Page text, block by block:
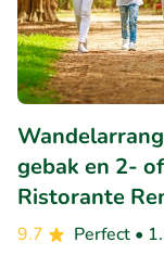
gebak en 2-
Ristorante
9.7 Perfect •